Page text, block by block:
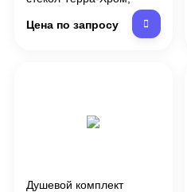
(Ограждения)
Цена по запросу
Душевой комплект